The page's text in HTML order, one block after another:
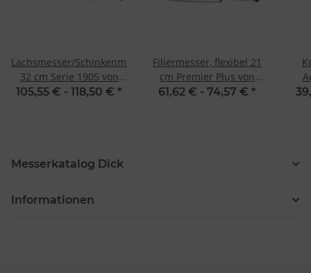
Lachsmesser/Schinkenmesser
32 cm Serie 1905 von
Dick
105,55 € - 118,50 € *
Filiermesser, flexibel 21
cm Premier Plus von
Dick
61,62 € - 74,57 € *
Messerkatalog Dick
Informationen